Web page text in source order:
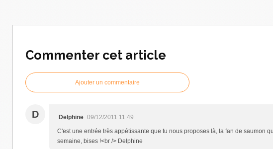
Commenter cet article
Ajouter un commentaire
D Delphine 09/12/2011 11:49
C'est une entrée très appétissante que tu nous proposes là, la fan de saumon
semaine, bises !<br /> Delphine